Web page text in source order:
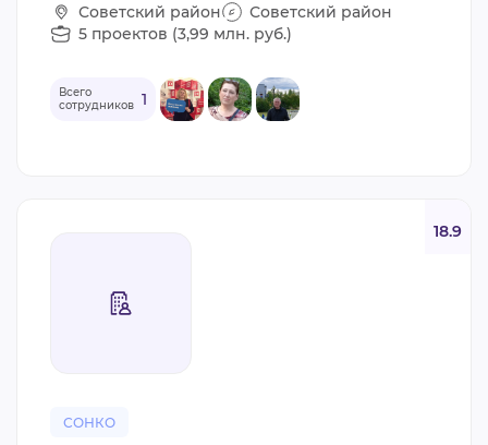
Советский район
Советский район
5 проектов (3,99 млн. руб.)
Всего
сотрудников 1
СОНКО
18.9